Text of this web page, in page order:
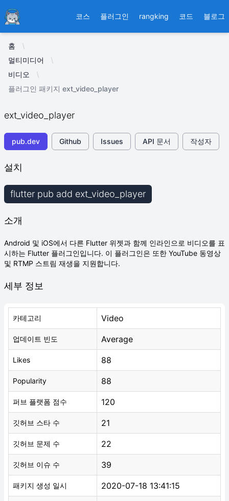
Ducafecat 코스 플러그인 rangking 코드 블로그
홈
멀티미디어
비디오
플러그인 패키지 ext_video_player
ext_video_player
pub.dev Github Issues API 문서 작성자
설치
flutter pub add ext_video_player
소개
Android 및 iOS에서 다른 Flutter 위젯과 함께 인라인으로 비디오를 표
시하는 Flutter 플러그인입니다. 이 플러그인은 또한 YouTube 동영상
및 RTMP 스트림 재생을 지원합니다.
세부 정보
카테고리 Video
업데이트 빈도 Average
Likes 88
Popularity 88
퍼브 플랫폼 점수 120
깃허브 스타 수 21
깃허브 문제 수 22
깃허브 이슈 수 39
패키지 생성 일시 2020-07-18 13:41:15